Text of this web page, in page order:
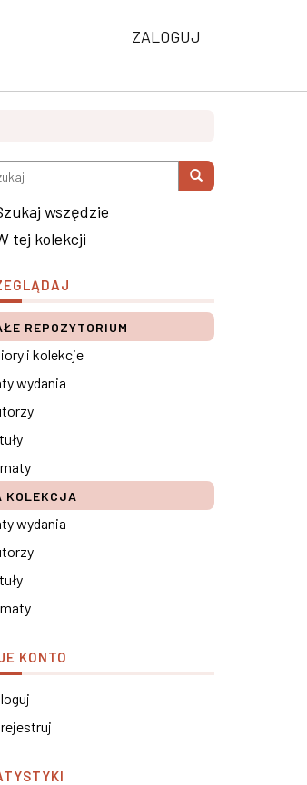
ZALOGUJ
wszędzie
tej kolekcji
REPOZYTORIUM
i kolekcje
wydania
KOLEKCJA
wydania
KONTO